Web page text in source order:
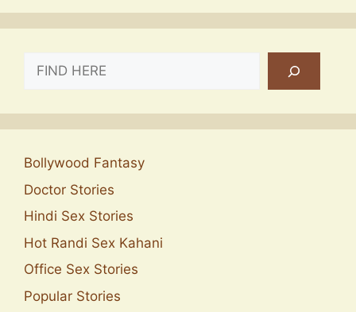
SEARCH
Bollywood Fantasy
Doctor Stories
Hindi Sex Stories
Hot Randi Sex Kahani
Office Sex Stories
Popular Stories